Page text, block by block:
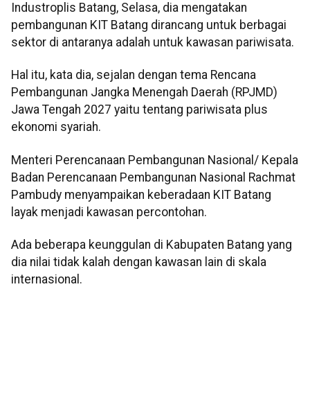
Industroplis Batang, Selasa, dia mengatakan
pembangunan KIT Batang dirancang untuk berbagai
sektor di antaranya adalah untuk kawasan pariwisata.
Hal itu, kata dia, sejalan dengan tema Rencana
Pembangunan Jangka Menengah Daerah (RPJMD)
Jawa Tengah 2027 yaitu tentang pariwisata plus
ekonomi syariah.
Menteri Perencanaan Pembangunan Nasional/ Kepala
Badan Perencanaan Pembangunan Nasional Rachmat
Pambudy menyampaikan keberadaan KIT Batang
layak menjadi kawasan percontohan.
Ada beberapa keunggulan di Kabupaten Batang yang
dia nilai tidak kalah dengan kawasan lain di skala
internasional.